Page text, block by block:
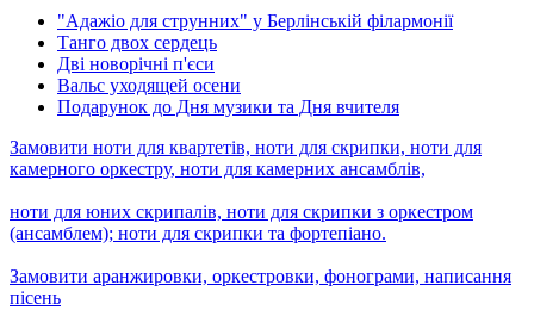
"Адажіо для струнних" у Берлінській філармонії
Танго двох сердець
Дві новорічні п'єси
Вальс уходящей осени
Подарунок до Дня музики та Дня вчителя
Замовити ноти для квартетів, ноти для скрипки, ноти для
камерного оркестру, ноти для камерних ансамблів,
ноти для юних скрипалів, ноти для скрипки з оркестром
(ансамблем); ноти для скрипки та фортепіано.
Замовити аранжировки, оркестровки, фонограми, написання
пісень